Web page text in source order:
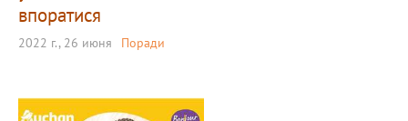
впоратися
2022 г., 26 июня Поради